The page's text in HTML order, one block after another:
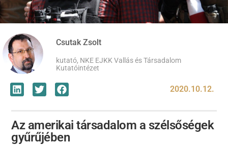
Csutak Zsolt
kutató, NKE EJKK Vallás és Társadalom
Kutatóintézet
2020.10.12.
Az amerikai társadalom a szélsőségek
gyűrűjében